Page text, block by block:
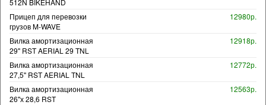
Прицеп для перевозки
грузов M-WAVE
12980р.
Вилка амортизационная
29" RST AERIAL 29 TNL
12918р.
Вилка амортизационная
27,5" RST AERIAL TNL
12772р.
Вилка амортизационная
26"х 28,6 RST
12563р.